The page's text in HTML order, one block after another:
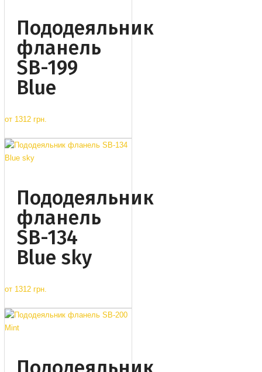
Пододеяльник
фланель
SB-199
Blue
от 1312 грн.
Пододеяльник
фланель
SB-134
Blue sky
от 1312 грн.